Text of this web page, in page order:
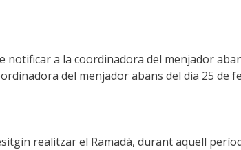
notificar a la coordinadora del menjador
del menjador abans del dia 25 de
realitzar el Ramadà, durant aquell